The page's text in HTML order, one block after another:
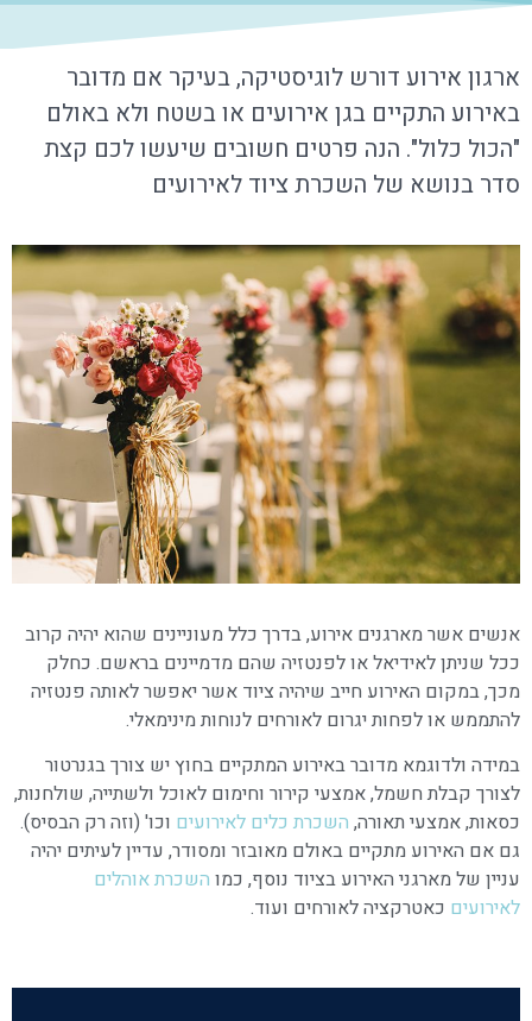
ארגון אירוע דורש לוגיסטיקה, בעיקר אם מדובר
באירוע התקיים בגן אירועים או בשטח ולא באולם
"הכול כלול". הנה פרטים חשובים שיעשו לכם קצת
סדר בנושא של השכרת ציוד לאירועים
אנשים אשר מארגנים אירוע, בדרך כלל מעוניינים שהוא יהיה קרוב
ככל שניתן לאידיאל או לפנטזיה שהם מדמיינים בראשם. כחלק
מכך, במקום האירוע חייב שיהיה ציוד אשר יאפשר לאותה פנטזיה
להתממש או לפחות יגרום לאורחים לנוחות מינימאלי.
במידה ולדוגמא מדובר באירוע המתקיים בחוץ יש צורך בגנרטור
לצורך קבלת חשמל, אמצעי קירור וחימום לאוכל ולשתייה, שולחנות,
כסאות, אמצעי תאורה, השכרת כלים לאירועים וכו' (וזה רק הבסיס).
גם אם האירוע מתקיים באולם מאובזר ומסודר, עדיין לעיתים יהיה
עניין של מארגני האירוע בציוד נוסף, כמו השכרת אוהלים
לאירועים כאטרקציה לאורחים ועוד.